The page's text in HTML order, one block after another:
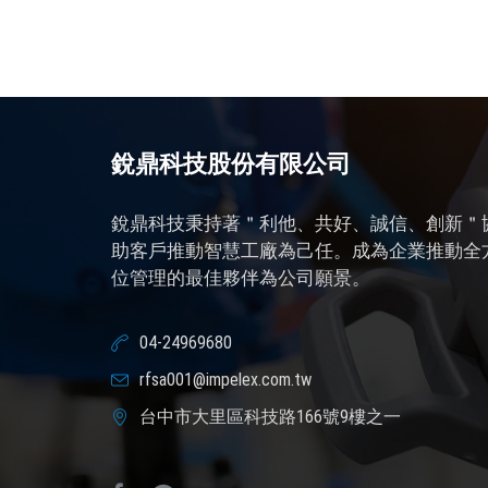
銳鼎科技股份有限公司
銳鼎科技秉持著＂利他、共好、誠信、創新＂
助客戶推動智慧工廠為己任。成為企業推動全
位管理的最佳夥伴為公司願景。
04-24969680
rfsa001@impelex.com.tw
台中市大里區科技路166號9樓之一